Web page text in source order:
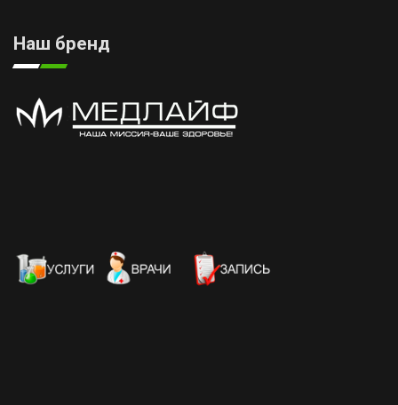
Наш бренд